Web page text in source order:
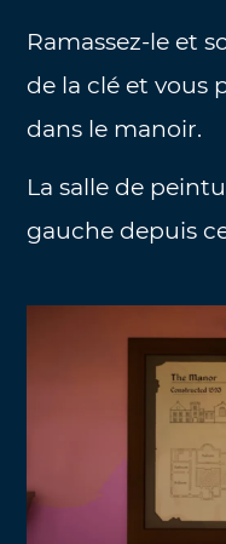
Ramassez-le et
de la clé et vous
dans le manoir.
La salle de
gauche depuis